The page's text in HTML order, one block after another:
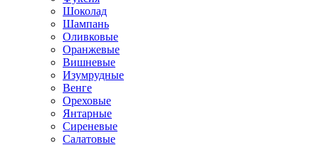
Шоколад
Шампань
Оливковые
Оранжевые
Вишневые
Изумрудные
Венге
Ореховые
Янтарные
Сиреневые
Салатовые